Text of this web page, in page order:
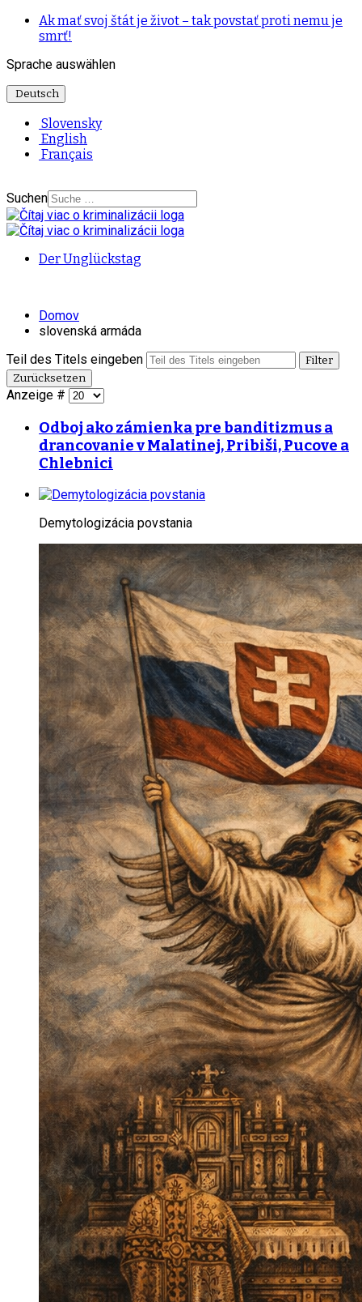
Ak mať svoj štát je život – tak povstať proti nemu je
smrť!
Sprache auswählen
Deutsch
Slovensky
English
Français
Suchen
Der Unglückstag
Domov
slovenská armáda
Teil des Titels eingeben
Filter
Zurücksetzen
Anzeige #
Odboj ako zámienka pre banditizmus a
drancovanie v Malatinej, Pribiši, Pucove a
Chlebnici
Demytologizácia povstania